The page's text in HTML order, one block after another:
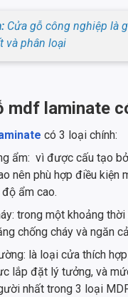
Cửa gỗ công nghiệp là
và phân loại
mdf laminate
có 3 loại chính:
ẩm: vì được cấu tạo
nên phù hợp điều kiện
ẩm cao.
trong một khoảng
chống cháy và ngăn
là loại cửa thích
lắp đặt lý tưởng, và
nhất trong 3 loại